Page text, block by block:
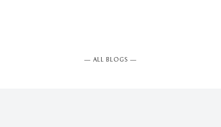
― ALL BLOGS ―